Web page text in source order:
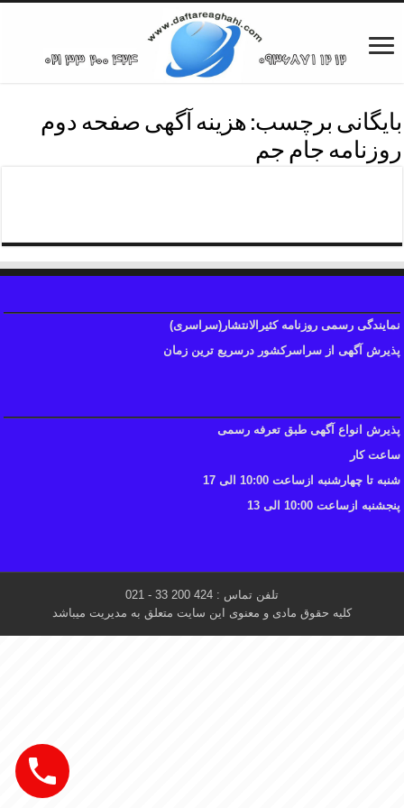
بایگانی برچسب: هزینه آگهی صفحه دوم
روزنامه جام جم
نمایندگی رسمی روزنامه کثیرالانتشار(سراسری)
پذیرش آگهی از سراسرکشور درسریع ترین زمان
پذیرش انواع آگهی طبق تعرفه رسمی
ساعت کار
شنبه تا چهارشنبه ازساعت 10:00 الی 17
پنجشنبه ازساعت 10:00 الی 13
تلفن تماس : 424 200 33 - 021
کلیه حقوق مادی و معنوی این سایت متعلق به مدیریت میباشد